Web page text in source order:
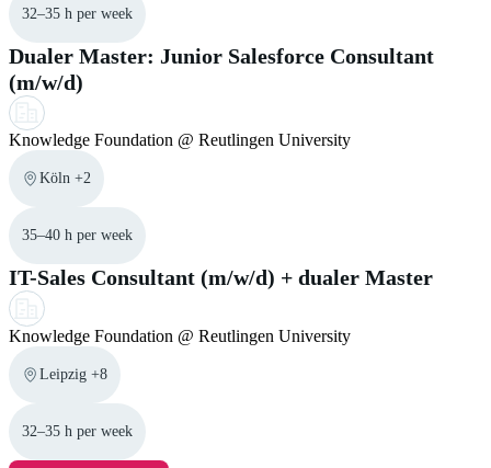
32–35 h per week
Dualer Master: Junior Salesforce Consultant
(m/w/d)
Knowledge Foundation @ Reutlingen University
Köln +2
35–40 h per week
IT-Sales Consultant (m/w/d) + dualer Master
Knowledge Foundation @ Reutlingen University
Leipzig +8
32–35 h per week